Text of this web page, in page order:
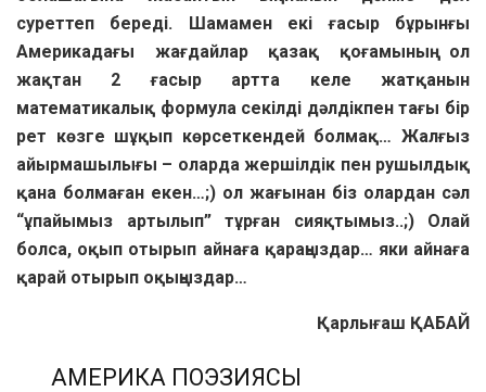
суреттеп береді. Шамамен екі ғасыр бұрынғы
Америкадағы жағдайлар қазақ қоғамының ол
жақтан 2 ғасыр артта келе жатқанын
математикалық формула секілді дәлдікпен тағы бір
рет көзге шұқып көрсеткендей болмақ… Жалғыз
айырмашылығы – оларда жершілдік пен рушылдық
қана болмаған екен…;) ол жағынан біз олардан сәл
“ұпайымыз артылып” тұрған сияқтымыз..;) Олай
болса, оқып отырып айнаға қараңыздар… яки айнаға
қарай отырып оқыңыздар…
Қарлығаш ҚАБАЙ
АМЕРИКА ПОЭЗИЯСЫ